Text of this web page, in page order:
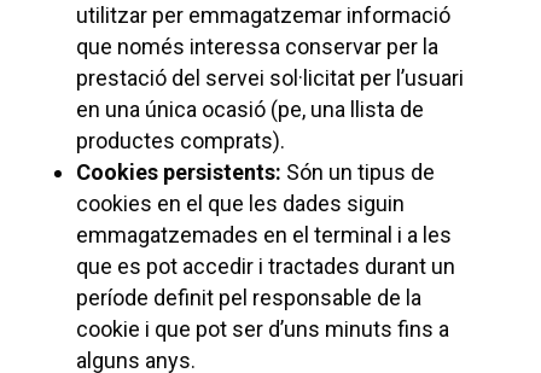
utilitzar per emmagatzemar informació
que només interessa conservar per la
prestació del servei sol·licitat per l’usuari
en una única ocasió (pe, una llista de
productes comprats).
Cookies persistents: Són un tipus de
cookies en el que les dades siguin
emmagatzemades en el terminal i a les
que es pot accedir i tractades durant un
període definit pel responsable de la
cookie i que pot ser d’uns minuts fins a
alguns anys.